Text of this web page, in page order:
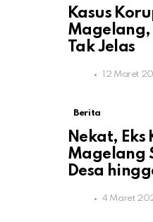
Kasus
Magelang,
Tak Jelas
12 Maret
Berita
Nekat, Eks
Magelang
Desa
4 Maret